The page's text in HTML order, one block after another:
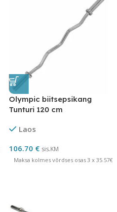
Olympic biitsepsikang
Tunturi 120 cm
Laos
106.70 € sis.KM
Maksa kolmes võrdses osas 3 x 35.57€